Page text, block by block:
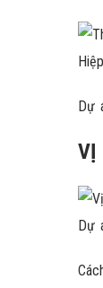
Dự
VỊ
Dự